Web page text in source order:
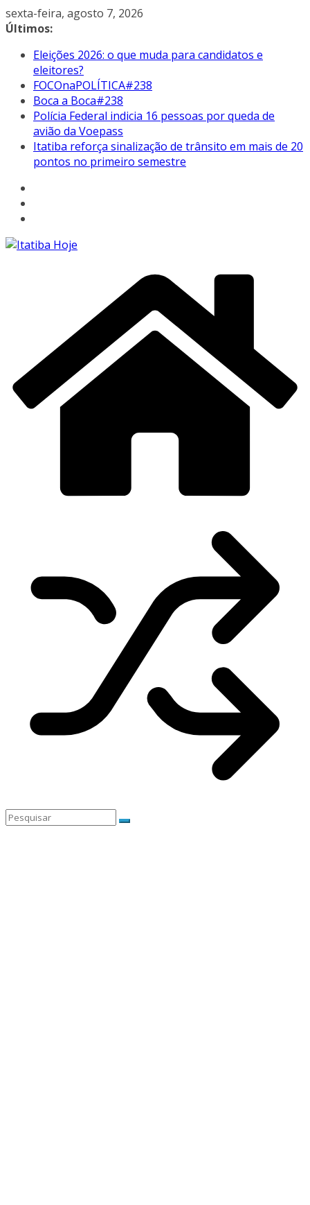
Pular
para
conteúdo
sexta-feira, agosto 7, 2026
Últimos:
Eleições 2026: o que muda para candidatos e
eleitores?
FOCOnaPOLÍTICA#238
Boca a Boca#238
Polícia Federal indicia 16 pessoas por queda de
avião da Voepass
Itatiba reforça sinalização de trânsito em mais de 20
pontos no primeiro semestre